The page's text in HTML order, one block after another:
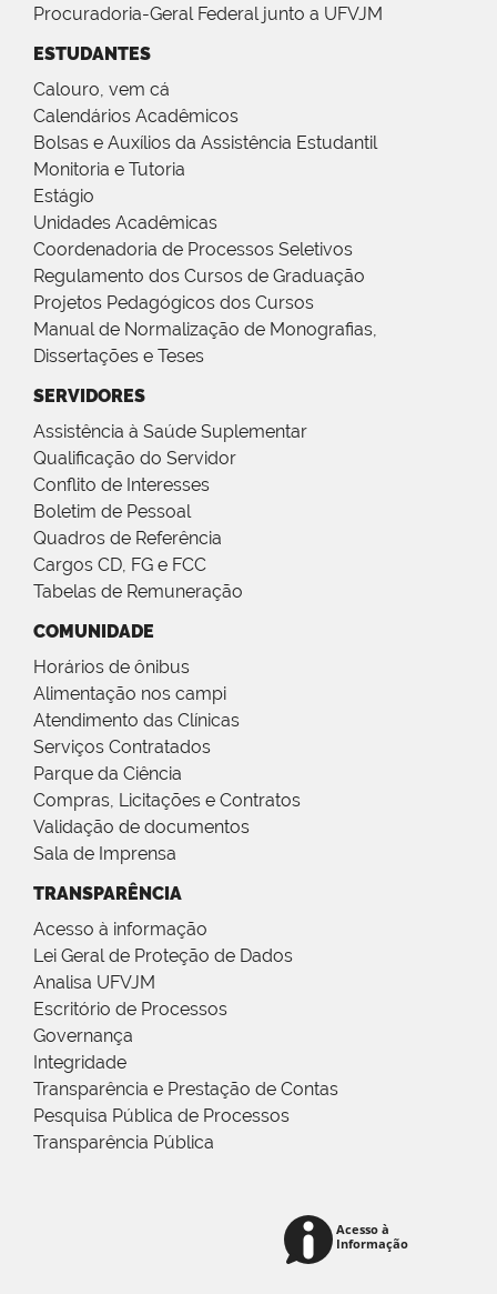
Procuradoria-Geral Federal junto a UFVJM
ESTUDANTES
Calouro, vem cá
Calendários Acadêmicos
Bolsas e Auxílios da Assistência Estudantil
Monitoria e Tutoria
Estágio
Unidades Acadêmicas
Coordenadoria de Processos Seletivos
Regulamento dos Cursos de Graduação
Projetos Pedagógicos dos Cursos
Manual de Normalização de Monografias,
Dissertações e Teses
SERVIDORES
Assistência à Saúde Suplementar
Qualificação do Servidor
Conflito de Interesses
Boletim de Pessoal
Quadros de Referência
Cargos CD, FG e FCC
Tabelas de Remuneração
COMUNIDADE
Horários de ônibus
Alimentação nos campi
Atendimento das Clínicas
Serviços Contratados
Parque da Ciência
Compras, Licitações e Contratos
Validação de documentos
Sala de Imprensa
TRANSPARÊNCIA
Acesso à informação
Lei Geral de Proteção de Dados
Analisa UFVJM
Escritório de Processos
Governança
Integridade
Transparência e Prestação de Contas
Pesquisa Pública de Processos
Transparência Pública